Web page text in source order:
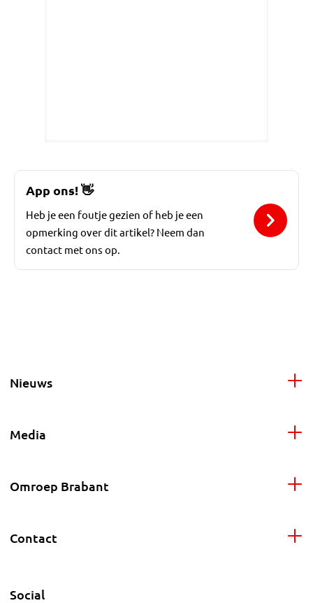
App ons!👋
Heb je een foutje gezien of heb je een
opmerking over dit artikel? Neem dan
contact met ons op.
Nieuws
Media
Omroep Brabant
Contact
Social